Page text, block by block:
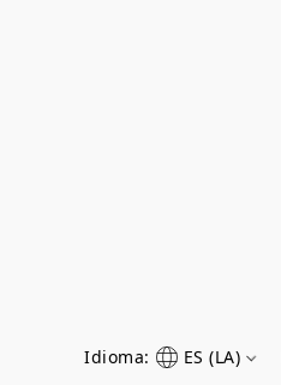
Idioma: ES (LA)